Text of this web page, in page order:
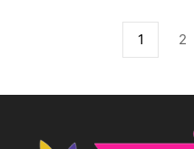
1 2